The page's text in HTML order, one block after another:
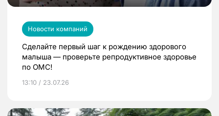
Новости компаний
Сделайте первый шаг к рождению здорового
малыша — проверьте репродуктивное здоровье
по ОМС!
13:10 / 23.07.26